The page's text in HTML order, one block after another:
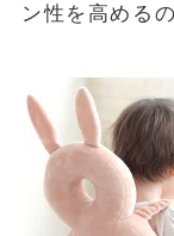
ン性を高める